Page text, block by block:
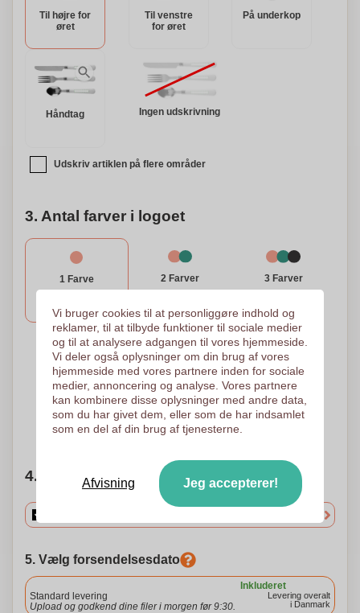
strandture, campingeventyr og mere.
Til højre for
øret
Til venstre
for øret
På underkop
Håndtag Ingen udskrivning
Udskriv artiklen på flere områder
3. Antal farver i logoet
1 Farve 2 Farver 3 Farver
4 Farver
Sérigrafisk overførsel
45 x 45 mm
5 Farver
Sérigrafisk overførsel
45 x 45 mm
Brug for hjælp?Hjælp mig med at vælge
4. Vælg mængden
5. Vælg forsendelsesdato
Inkluderet
Standard levering
Upload og godkend dine filer i morgen før 9:30.
Levering overalt
i Danmark
Vi bruger cookies til at personliggøre indhold og
reklamer, til at tilbyde funktioner til sociale medier
og til at analysere adgangen til vores hjemmeside.
Vi deler også oplysninger om din brug af vores
hjemmeside med vores partnere inden for sociale
medier, annoncering og analyse. Vores partnere
kan kombinere disse oplysninger med andre data,
som du har givet dem, eller som de har indsamlet
som en del af din brug af tjenesterne.
Afvisning Jeg accepterer!